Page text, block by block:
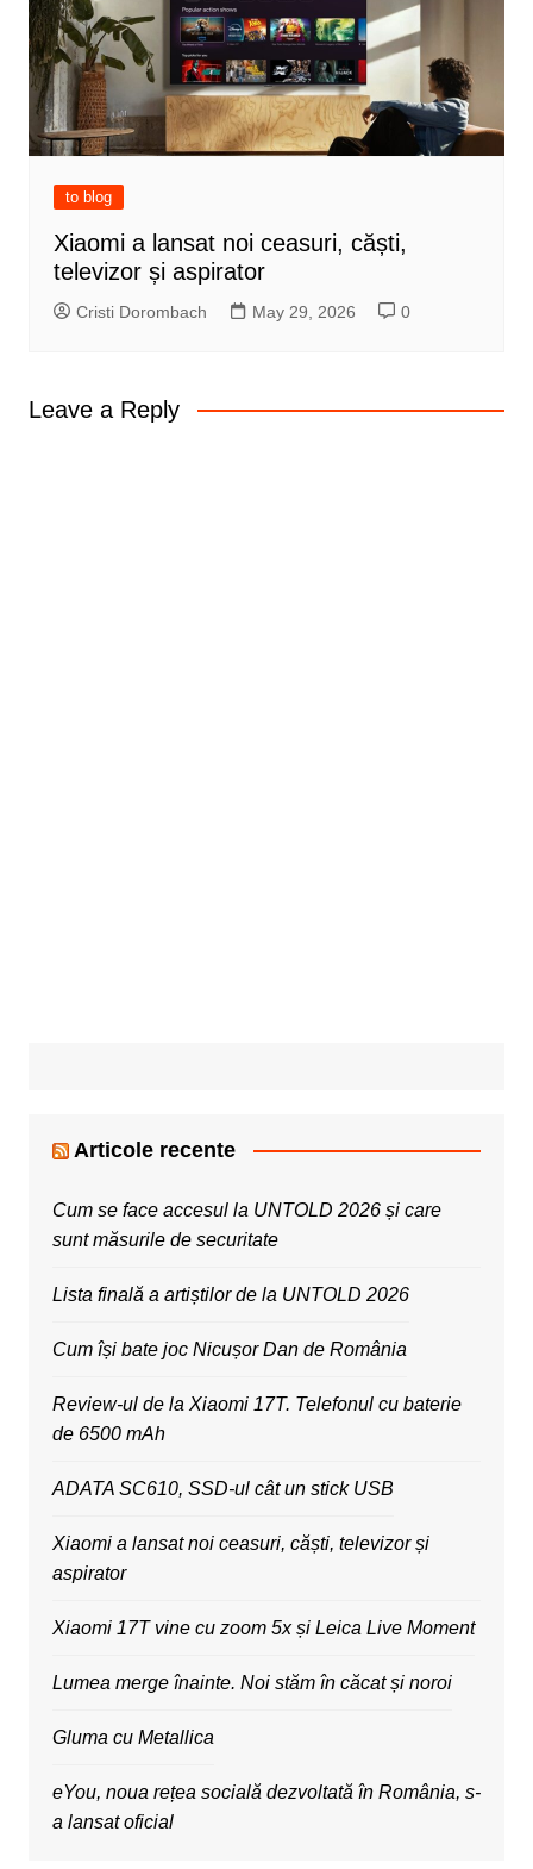
to blog
Xiaomi a lansat noi ceasuri, căști,
televizor și aspirator
Cristi Dorombach May 29, 2026 0
Leave a Reply
Articole recente
Cum se face accesul la UNTOLD 2026 și care
sunt măsurile de securitate
Lista finală a artiștilor de la UNTOLD 2026
Cum își bate joc Nicușor Dan de România
Review-ul de la Xiaomi 17T. Telefonul cu baterie
de 6500 mAh
ADATA SC610, SSD-ul cât un stick USB
Xiaomi a lansat noi ceasuri, căști, televizor și
aspirator
Xiaomi 17T vine cu zoom 5x și Leica Live Moment
Lumea merge înainte. Noi stăm în căcat și noroi
Gluma cu Metallica
eYou, noua rețea socială dezvoltată în România, s-
a lansat oficial